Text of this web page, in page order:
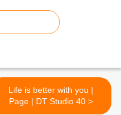
Life is better with you |
Page | DT Studio 40 >